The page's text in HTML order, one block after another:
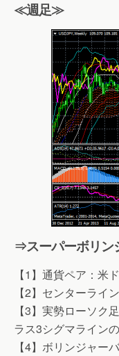
≪週足≫
⇒スーパーボリン
【1】通貨ペア：米
【2】センターライ
【3】実勢ローソク
ラス3シグマライン
【4】ボリンジャー